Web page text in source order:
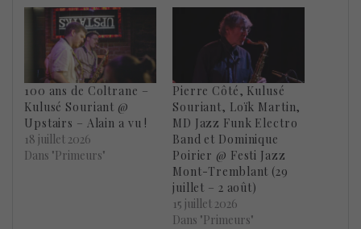
100 ans de Coltrane –
Kulusé Souriant @
Upstairs – Alain a vu !
18 juillet 2026
Dans "Primeurs"
Pierre Côté, Kulusé
Souriant, Loïk Martin,
MD Jazz Funk Electro
Band et Dominique
Poirier @ Festi Jazz
Mont-Tremblant (29
juillet – 2 août)
15 juillet 2026
Dans "Primeurs"